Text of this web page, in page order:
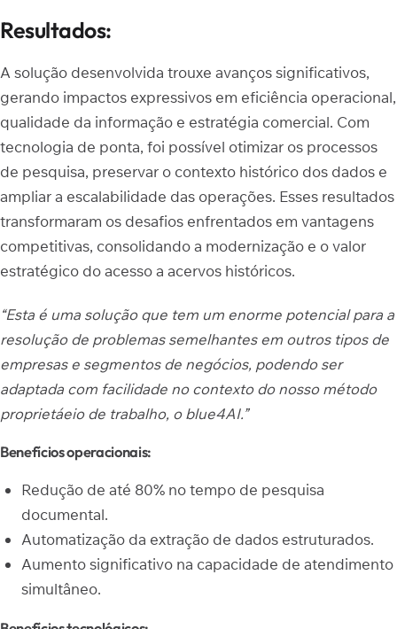
Resultados:
A solução desenvolvida trouxe avanços significativos,
gerando impactos expressivos em eficiência operacional,
qualidade da informação e estratégia comercial. Com
tecnologia de ponta, foi possível otimizar os processos
de pesquisa, preservar o contexto histórico dos dados e
ampliar a escalabilidade das operações. Esses resultados
transformaram os desafios enfrentados em vantagens
competitivas, consolidando a modernização e o valor
estratégico do acesso a acervos históricos.
“Esta é uma solução que tem um enorme potencial para a
resolução de problemas semelhantes em outros tipos de
empresas e segmentos de negócios, podendo ser
adaptada com facilidade no contexto do nosso método
proprietáeio de trabalho, o blue4AI.”
Benefícios operacionais:
Redução de até 80% no tempo de pesquisa
documental.
Automatização da extração de dados estruturados.
Aumento significativo na capacidade de atendimento
simultâneo.